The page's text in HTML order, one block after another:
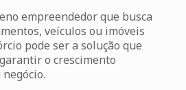
empreendedor que busca
veículos ou imóveis
pode ser a solução que
o crescimento